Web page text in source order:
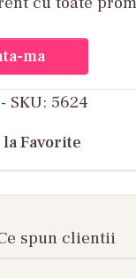
ma
SKU 5624
la Favorite
spun clientii